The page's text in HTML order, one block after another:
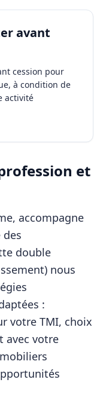
avant
cession pour
à condition de
activité
et
accompagne
des
double
nous
:
votre TMI, choix
avec votre